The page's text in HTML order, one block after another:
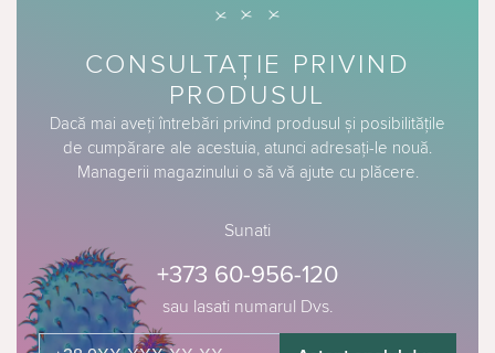
CONSULTAȚIE PRIVIND
PRODUSUL
Dacă mai aveți întrebări privind produsul și posibilitățile
de cumpărare ale acestuia, atunci adresați-le nouă.
Managerii magazinului o să vă ajute cu plăcere.
Sunati
sau lasati numarul Dvs.
+373 60-956-120